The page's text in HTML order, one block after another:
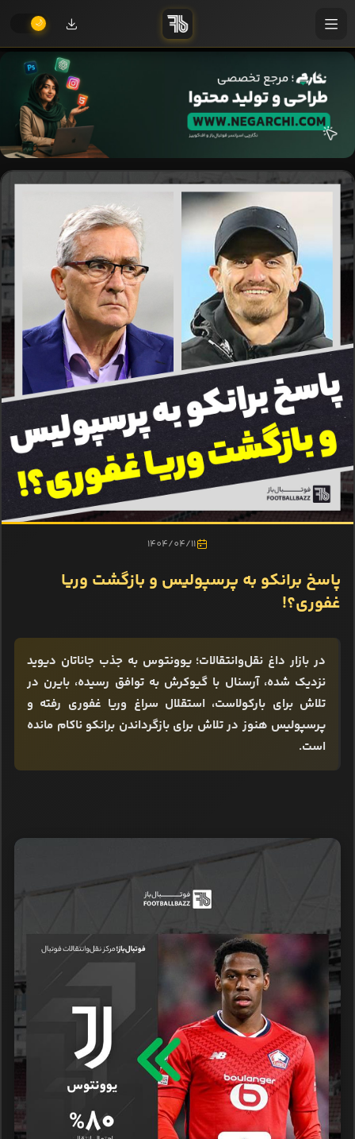
1404/04/11
پاسخ برانکو به پرسپولیس و بازگشت وریا
غفوری؟!
در بازار داغ نقل‌وانتقالات؛ یوونتوس به جذب جاناتان دیوید
نزدیک شده، آرسنال با گیوکرش به توافق رسیده، بایرن در
تلاش برای بارکولاست، استقلال سراغ وریا غفوری رفته و
پرسپولیس هنوز در تلاش برای بازگرداندن برانکو ناکام مانده
است.